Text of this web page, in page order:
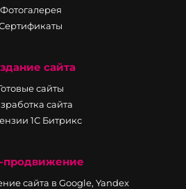
Фотогалерея
сайта
сайты
сайта
1С Битрикс
продвижение
сайта в Google, Yandex